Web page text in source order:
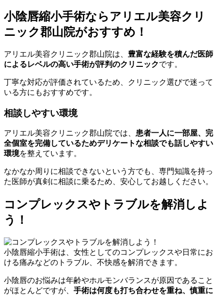
小陰唇縮小手術ならアリエル美容クリ
ニック郡山院がおすすめ！
アリエル美容クリニック郡山院は、 豊富な経験を積んだ医師
によるレベルの高い手術が評判のクリニックです。
丁寧な対応が評価されているため、クリニック選びで迷って
いる方にもおすすめです。
相談しやすい環境
アリエル美容クリニック郡山院では、 患者一人に一部屋、完
全個室を完備しているためデリケートな相談でも話しやすい
環境を整えています。
なかなか周りに相談できないという方でも、専門知識を持っ
た医師が真剣に相談に乗るため、安心してお越しください。
コンプレックスやトラブルを解消しよ
う！
小陰唇縮小手術は、女性としてのコンプレックスや日常にお
ける痛みなどのトラブル、不快感を解消できます。
小陰唇のお悩みは年齢やホルモンバランスが原因であること
がほとんどですが、 手術は何度も打ち合わせを重ね、慎重に